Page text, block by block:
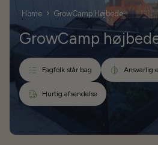
Home › GrowCamp Højbede
GrowCamp
Fagfolk står bag Ansvarlig
Hurtig afsendelse